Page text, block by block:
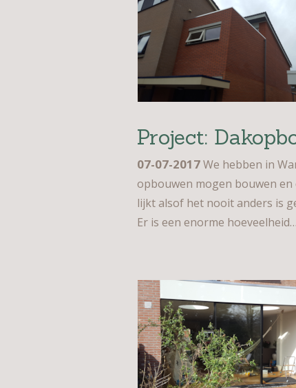
Project:
07-07-2017We hebben in
opbouwen mogen bouwen
lijkt alsof het nooit anders is
Er is een enorme hoeveelheid…